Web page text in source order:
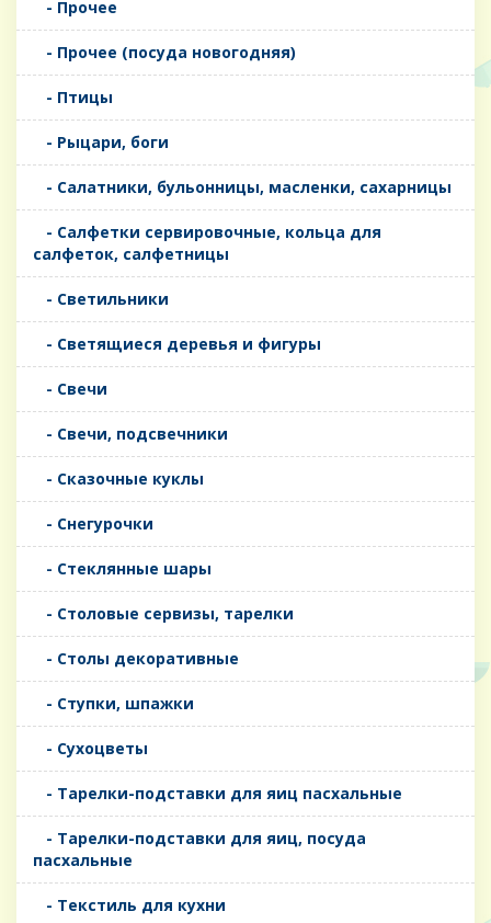
- Прочее
- Прочее (посуда новогодняя)
- Птицы
- Рыцари, боги
- Салатники, бульонницы, масленки, сахарницы
- Салфетки сервировочные, кольца для
салфеток, салфетницы
- Светильники
- Светящиеся деревья и фигуры
- Свечи
- Свечи, подсвечники
- Сказочные куклы
- Снегурочки
- Стеклянные шары
- Столовые сервизы, тарелки
- Столы декоративные
- Ступки, шпажки
- Сухоцветы
- Тарелки-подставки для яиц пасхальные
- Тарелки-подставки для яиц, посуда
пасхальные
- Текстиль для кухни